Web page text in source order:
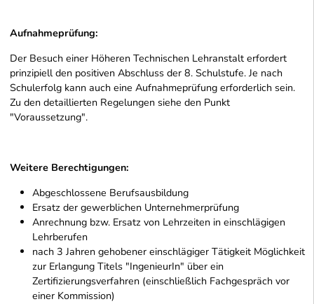
Aufnahmeprüfung:
Der Besuch einer Höheren Technischen Lehranstalt erfordert
prinzipiell den positiven Abschluss der 8. Schulstufe. Je nach
Schulerfolg kann auch eine Aufnahmeprüfung erforderlich sein.
Zu den detaillierten Regelungen siehe den Punkt
"Voraussetzung".
Weitere Berechtigungen:
Abgeschlossene Berufsausbildung
Ersatz der gewerblichen Unternehmerprüfung
Anrechnung bzw. Ersatz von Lehrzeiten in einschlägigen
Lehrberufen
nach 3 Jahren gehobener einschlägiger Tätigkeit Möglichkeit
zur Erlangung Titels "IngenieurIn" über ein
Zertifizierungsverfahren (einschließlich Fachgespräch vor
einer Kommission)